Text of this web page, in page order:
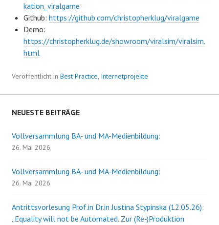
kation_viralgame
Github: https://github.com/christopherklug/viralgame
Demo:
https://christopherklug.de/showroom/viralsim/viralsim.
html
Veröffentlicht in Best Practice, Internetprojekte
NEUESTE BEITRÄGE
Vollversammlung BA- und MA-Medienbildung:
26. Mai 2026
Vollversammlung BA- und MA-Medienbildung:
26. Mai 2026
Antrittsvorlesung Prof.in Dr.in Justina Stypinska (12.05.26):
„Equality will not be Automated. Zur (Re-)Produktion